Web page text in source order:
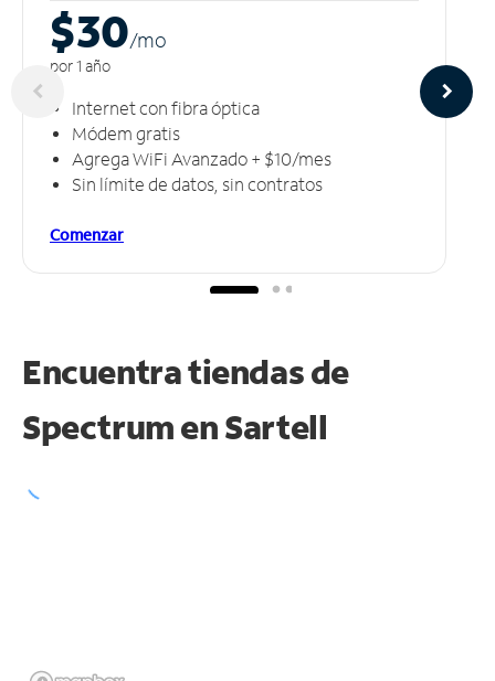
$30/mo
por 1 año
Internet con fibra óptica
Módem gratis
Agrega WiFi Avanzado + $10/mes
Sin límite de datos, sin contratos
Comenzar
Encuentra tiendas de
Spectrum enSartell